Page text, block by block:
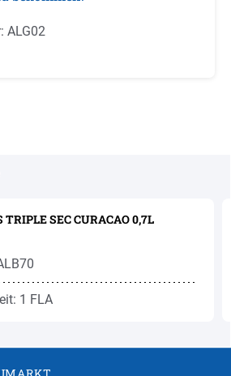
ALG02
TRIPLE SEC CURACAO 0,7L
1 FLA